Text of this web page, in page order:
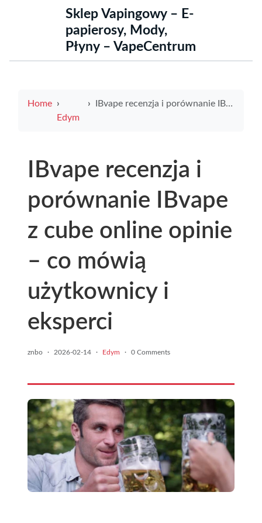
Sklep Vapingowy – E-
papierosy, Mody,
Płyny – VapeCentrum
Home
Edym
IBvape recenzja i porównanie IBvape z cube online opinie – co mówią użytkownicy i eksperci
IBvape recenzja i
porównanie IBvape
z cube online opinie
– co mówią
użytkownicy i
eksperci
znbo · 2026-02-14 · Edym · 0 Comments